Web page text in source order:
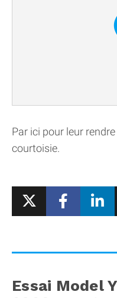
Par ici pour leur
courtoisie.
Essai Model